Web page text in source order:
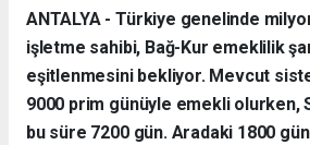
ANTALYA - Türkiye genelinde
işletme sahibi, Bağ-Kur emeklilik
eşitlenmesini bekliyor. Mevcut
9000 prim günüyle emekli olurken,
bu süre 7200 gün. Aradaki 1800